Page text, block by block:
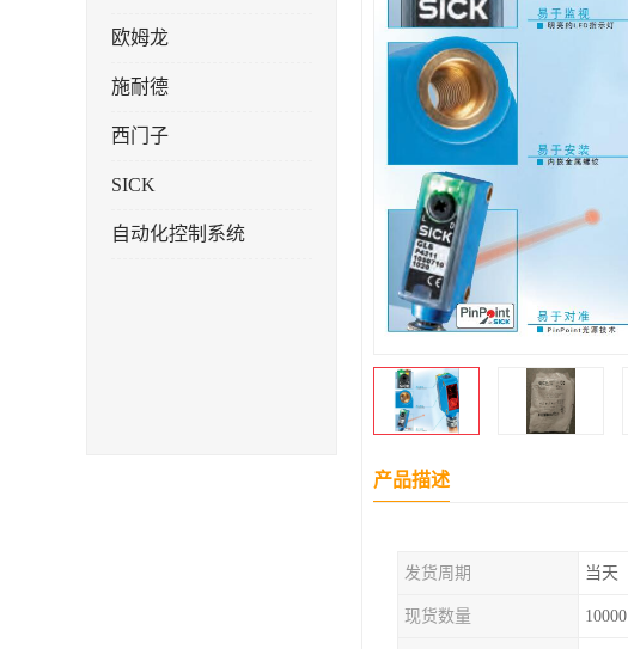
欧姆龙
施耐德
西门子
SICK
自动化控制系统
产品描述
发货周期 当天
现货数量 10000